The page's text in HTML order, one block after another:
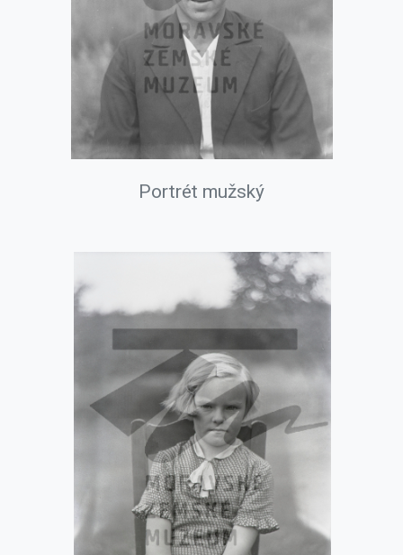
Portrét mužský